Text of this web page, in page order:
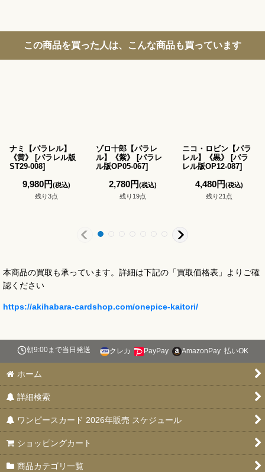
この商品を買った人は、こんな商品も買っています
ナミ【パラレル】
《黄》
[パラレル版
ST29-008]
9,980円(税込)
残り3点
ゾロ十郎【パラレ
ル】《紫》
[パラレ
ル版OP05-067]
2,780円(税込)
残り19点
ニコ・ロビン【パラ
レル】《黒》
[パラ
レル版OP12-087]
4,480円(税込)
残り21点
本商品の買取も承っています。詳細は下記の「買取価格表」よりご確
認ください
https://akihabara-cardshop.com/onepice-kaitori/
朝9:00まで当日発送 クレカ PayPay AmazonPay 払いOK
ホーム
詳細検索
ワンピースカード 2026年販売 スケジュール
ショッピングカート
商品カテゴリ一覧